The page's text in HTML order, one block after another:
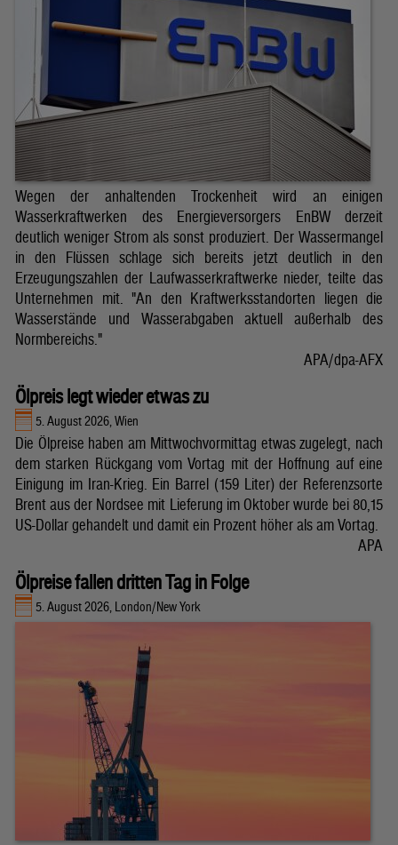
Wegen der anhaltenden Trockenheit wird an einigen
Wasserkraftwerken des Energieversorgers EnBW derzeit
deutlich weniger Strom als sonst produziert. Der Wassermangel
in den Flüssen schlage sich bereits jetzt deutlich in den
Erzeugungszahlen der Laufwasserkraftwerke nieder, teilte das
Unternehmen mit. "An den Kraftwerksstandorten liegen die
Wasserstände und Wasserabgaben aktuell außerhalb des
Normbereichs."
APA/dpa-AFX
Ölpreis legt wieder etwas zu
5. August 2026, Wien
Die Ölpreise haben am Mittwochvormittag etwas zugelegt, nach
dem starken Rückgang vom Vortag mit der Hoffnung auf eine
Einigung im Iran-Krieg. Ein Barrel (159 Liter) der Referenzsorte
Brent aus der Nordsee mit Lieferung im Oktober wurde bei 80,15
US-Dollar gehandelt und damit ein Prozent höher als am Vortag.
APA
Ölpreise fallen dritten Tag in Folge
5. August 2026, London/New York